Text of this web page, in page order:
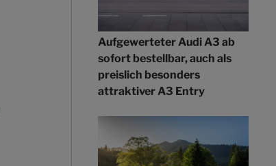
Aufgewerteter Audi A3 ab
sofort bestellbar, auch als
preislich besonders
attraktiver A3 Entry